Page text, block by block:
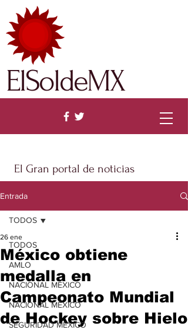
El Gran portal de noticias
ElSoldeMX
Entrada
TODOS
AMLO
NACIONAL MÉXICO
NACIONAL MÉXICO
SEGURIDAD MÉXICO
TODOS
México obtiene
medalla en
Campeonato Mundial
de Hockey sobre Hielo
26 ene